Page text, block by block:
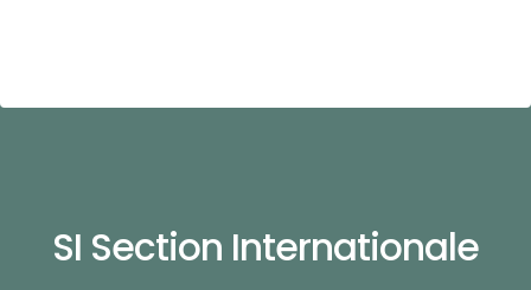
SI Section Internationale